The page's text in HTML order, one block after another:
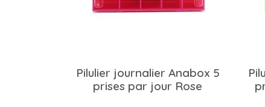
Pilulier journalier Anabox 5
prises par jour Rose